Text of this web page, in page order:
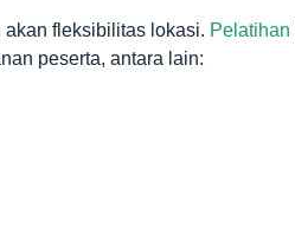
akan fleksibilitas lokasi. Pelatihan
peserta, antara lain: